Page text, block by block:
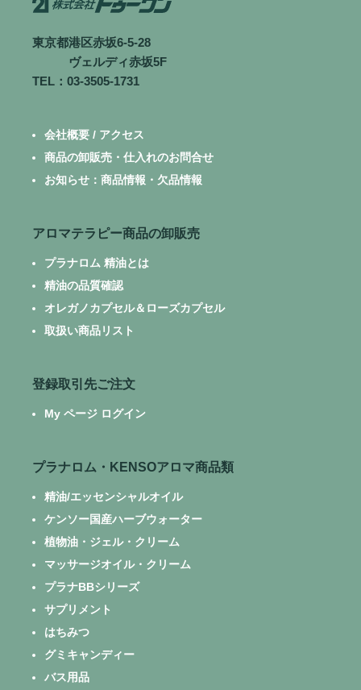
東京都港区赤坂6-5-28
ヴェルディ赤坂5F
TEL：03-3505-1731
会社概要 / アクセス
商品の卸販売・仕入れのお問合せ
お知らせ：商品情報・欠品情報
アロマテラピー商品の卸販売
プラナロム 精油とは
精油の品質確認
オレガノカプセル＆ローズカプセル
取扱い商品リスト
登録取引先ご注文
My ページ ログイン
プラナロム・KENSOアロマ商品類
精油/エッセンシャルオイル
ケンソー国産ハーブウォーター
植物油・ジェル・クリーム
マッサージオイル・クリーム
プラナBBシリーズ
サプリメント
はちみつ
グミキャンディー
バス用品